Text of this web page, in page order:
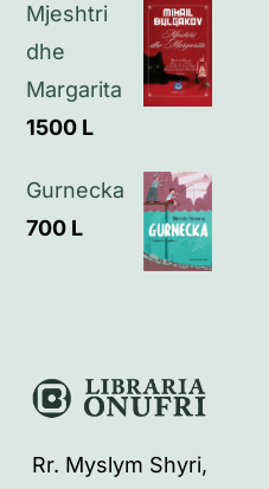
Mjeshtri
dhe
Margarita
1500 L
Gurnecka
700 L
Rr. Myslym Shyri,